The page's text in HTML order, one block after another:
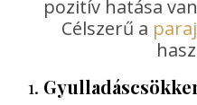
pozitív hatása
Célszerű a
1.